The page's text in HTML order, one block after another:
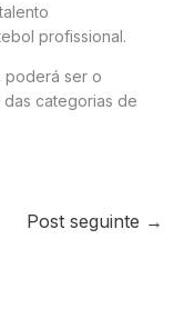
profissional.
poderá ser o
categorias de
Post seguinte →